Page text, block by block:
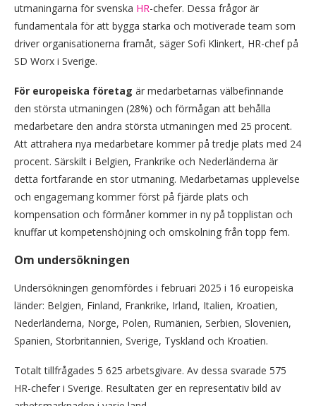
utmaningarna för svenska HR-chefer. Dessa frågor är
fundamentala för att bygga starka och motiverade team som
driver organisationerna framåt, säger Sofi Klinkert, HR-chef på
SD Worx i Sverige.
För europeiska företag är medarbetarnas välbefinnande
den största utmaningen (28%) och förmågan att behålla
medarbetare den andra största utmaningen med 25 procent.
Att attrahera nya medarbetare kommer på tredje plats med 24
procent. Särskilt i Belgien, Frankrike och Nederländerna är
detta fortfarande en stor utmaning. Medarbetarnas upplevelse
och engagemang kommer först på fjärde plats och
kompensation och förmåner kommer in ny på topplistan och
knuffar ut kompetenshöjning och omskolning från topp fem.
Om undersökningen
Undersökningen genomfördes i februari 2025 i 16 europeiska
länder: Belgien, Finland, Frankrike, Irland, Italien, Kroatien,
Nederländerna, Norge, Polen, Rumänien, Serbien, Slovenien,
Spanien, Storbritannien, Sverige, Tyskland och Kroatien.
Totalt tillfrågades 5 625 arbetsgivare. Av dessa svarade 575
HR-chefer i Sverige. Resultaten ger en representativ bild av